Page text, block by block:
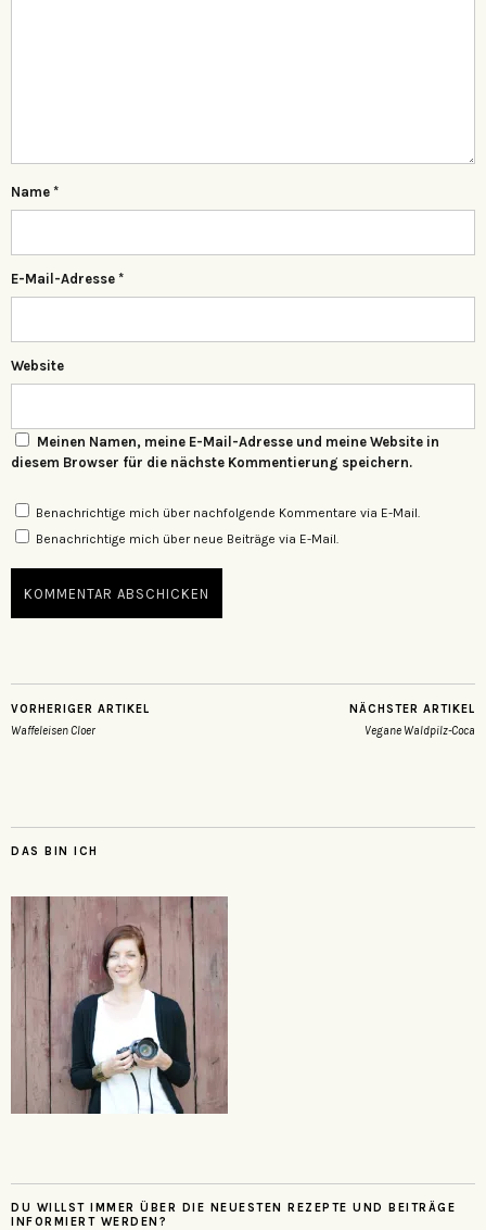
Name *
E-Mail-Adresse *
Website
Meinen Namen, meine E-Mail-Adresse und meine Website in
diesem Browser für die nächste Kommentierung speichern.
Benachrichtige mich über nachfolgende Kommentare via E-Mail.
Benachrichtige mich über neue Beiträge via E-Mail.
VORHERIGER ARTIKEL
Waffeleisen Cloer
NÄCHSTER ARTIKEL
Vegane Waldpilz-Coca
DAS BIN ICH
DU WILLST IMMER ÜBER DIE NEUESTEN REZEPTE UND BEITRÄGE
INFORMIERT WERDEN?